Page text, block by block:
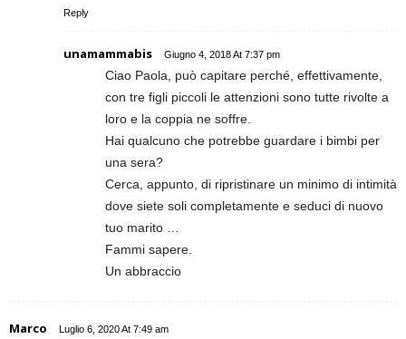
Reply
unamammabis Giugno 4, 2018 At 7:37 pm
Ciao Paola, può capitare perché, effettivamente,
con tre figli piccoli le attenzioni sono tutte rivolte a
loro e la coppia ne soffre.
Hai qualcuno che potrebbe guardare i bimbi per
una sera?
Cerca, appunto, di ripristinare un minimo di intimità
dove siete soli completamente e seduci di nuovo
tuo marito …
Fammi sapere.
Un abbraccio
Marco Luglio 6, 2020 At 7:49 am